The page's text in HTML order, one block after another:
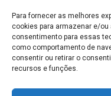
Para fornecer as melhores
cookies para armazenar e/
consentimento para essas
como comportamento de
consentir ou retirar o
recursos e funções.